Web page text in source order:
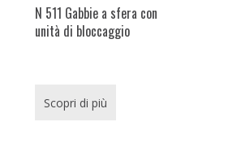
N 511 Gabbie a sfera con
unità di bloccaggio
Scopri di più